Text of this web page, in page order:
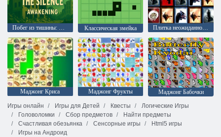
Побег из тишины: Пробуждение Классическая змейка Плитка неожиданностей
Маджонг Криса Маджонг Фрукты
Маджонг Бабочки
Игры онлайн
Игры для Детей Квесты
Логические Игры
Головоломки
Сбор предметов
Найти предметы
Счастливая обезьянка
Сенсорные игры
Html5 игры
Игры на Андроид